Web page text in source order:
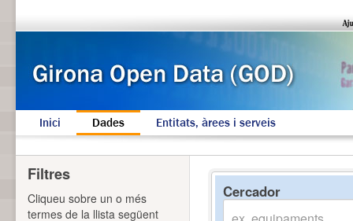
Inici Dades Entitats, àrees i serveis
Cercador
Filtres
Cliqueu sobre un o més
termes de la llista següent